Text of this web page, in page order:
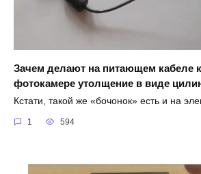
Зачем делают на питающем кабеле
фотокамере утолщение в виде
Кстати, такой же «бочонок» есть и на
1 594